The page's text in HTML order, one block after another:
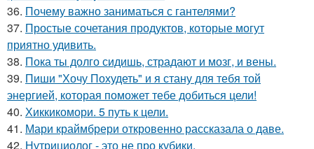
36. Почему важно заниматься с гантелями?
37. Простые сочетания продуктов, которые могут
приятно удивить.
38. Пока ты долго сидишь, страдают и мозг, и вены.
39. Пиши "Хочу Похудеть" и я стану для тебя той
энергией, которая поможет тебе добиться цели!
40. Хиккикомори. 5 путь к цели.
41. Мари краймбрери откровенно рассказала о даве.
42. Нутрициолог - это не про кубики.